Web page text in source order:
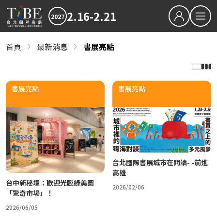
2027 2.16-2.21
最新消息
書展獎項
2027台北國際書展大獎
2027金蝶獎
影音專區
最新消息
2026TiBE台北國際書展
出版動態
國際書展臺灣館
近期文章
2027書展大獎及金蝶獎徵件起跑 歡迎台灣原創
首頁 最新消息 書展亮點
書展亮點
台中新秘境：歡迎光臨綠美圖
「驚奇市場」！
2026/06/05
書展亮點
台北國際書展城市在閱讀- -前進
高雄
2026/02/06